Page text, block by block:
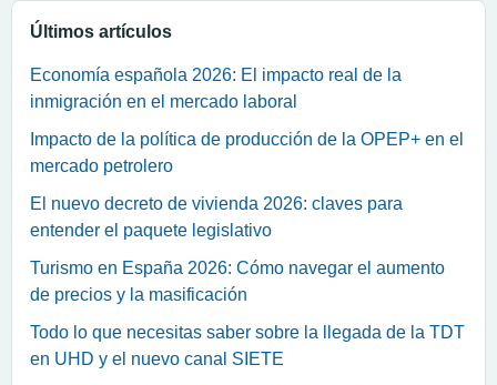
Últimos artículos
Economía española 2026: El impacto real de la
inmigración en el mercado laboral
Impacto de la política de producción de la OPEP+ en el
mercado petrolero
El nuevo decreto de vivienda 2026: claves para
entender el paquete legislativo
Turismo en España 2026: Cómo navegar el aumento
de precios y la masificación
Todo lo que necesitas saber sobre la llegada de la TDT
en UHD y el nuevo canal SIETE